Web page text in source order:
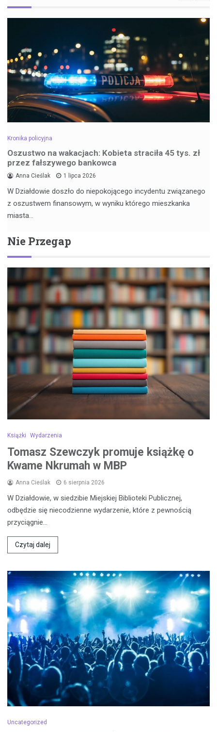
Kronika policyjna
Oszustwo na wakacjach: Kobieta straciła 45 tys. zł
przez fałszywego bankowca
Anna Cieślak 1 lipca 2026
W Działdowie doszło do niepokojącego incydentu związanego
z oszustwem finansowym, w wyniku którego mieszkanka
miasta…
Nie Przegap
Książki Wydarzenia
Tomasz Szewczyk promuje książkę o
Kwame Nkrumah w MBP
Anna Cieślak 6 sierpnia 2026
W Działdowie, w siedzibie Miejskiej Biblioteki Publicznej,
odbędzie się niecodzienne wydarzenie, które z pewnością
przyciągnie…
Czytaj dalej
Uncategorized